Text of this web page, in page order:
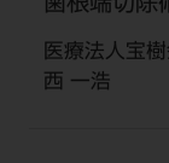
歯根端切除
医療法人宝
西 一浩